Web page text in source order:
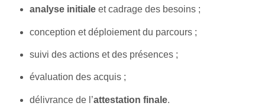
analyse initiale et cadrage des besoins ;
conception et déploiement du parcours ;
suivi des actions et des présences ;
évaluation des acquis ;
délivrance de l’attestation finale.